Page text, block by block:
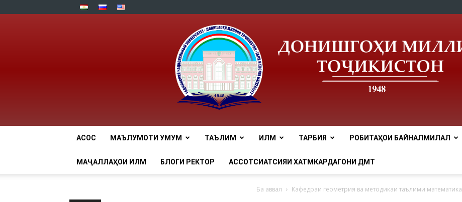
tnu
АСОСӢ МАЪЛУМОТИ УМУМӢ ТАЪЛИМ ИЛМ ТАРБИЯ РОБИТАҲОИ БАЙНАЛМИЛАЛӢ
МАҶАЛЛАҲОИ ИЛМӢ БЛОГИ РЕКТОР АССОТСИАТСИЯИ ХАТМКАРДАГОНИ ДМТ
Ба аввал Кафедраи геометрия ва методикаи таълими математика